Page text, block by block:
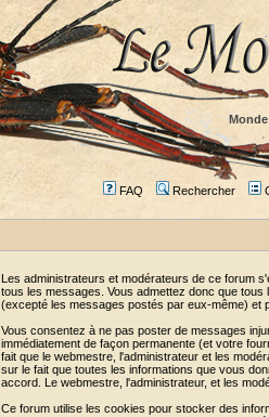
FAQ Rechercher
Les administrateurs et modérateurs de ce forum
tous les messages. Vous admettez donc que
(excepté les messages postés par eux-même) et
Vous consentez à ne pas poster de messages
immédiatement de façon permanente (et votre
fait que le webmestre, l'administrateur et les
sur le fait que toutes les informations que vous
accord. Le webmestre, l'administrateur, et les
Ce forum utilise les cookies pour stocker des